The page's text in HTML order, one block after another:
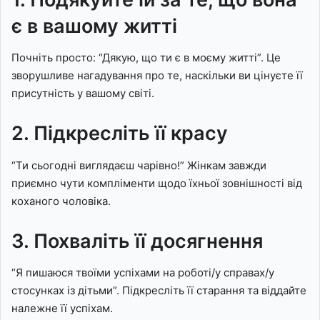
є в вашому житті
Почніть просто: “Дякую, що ти є в моєму житті”. Це
зворушливе нагадування про те, наскільки ви цінуєте її
присутність у вашому світі.
2. Підкресліть її красу
“Ти сьогодні виглядаєш чарівно!” Жінкам завжди
приємно чути компліменти щодо їхньої зовнішності від
коханого чоловіка.
3. Похваліть її досягнення
“Я пишаюся твоїми успіхами на роботі/у справах/у
стосунках із дітьми”. Підкресліть її старання та віддайте
належне її успіхам.